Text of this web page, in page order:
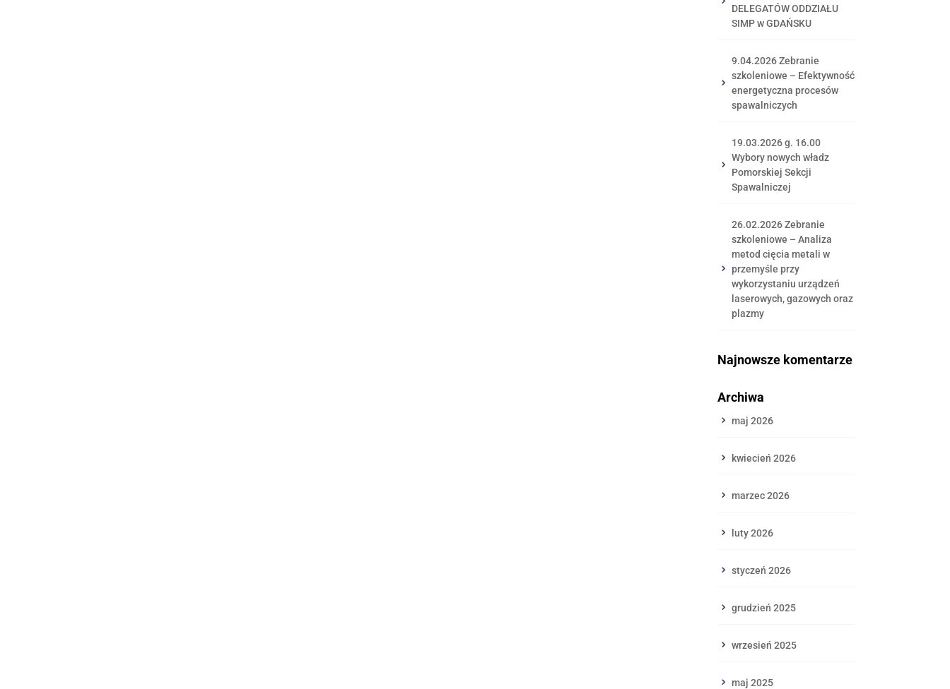
DELEGATÓW ODDZIAŁU
SIMP w GDAŃSKU
9.04.2026 Zebranie
szkoleniowe – Efektywność
energetyczna procesów
spawalniczych
19.03.2026 g. 16.00
Wybory nowych władz
Pomorskiej Sekcji
Spawalniczej
26.02.2026 Zebranie
szkoleniowe – Analiza
metod cięcia metali w
przemyśle przy
wykorzystaniu urządzeń
laserowych, gazowych oraz
plazmy
Najnowsze komentarze
Archiwa
maj 2026
kwiecień 2026
marzec 2026
luty 2026
styczeń 2026
grudzień 2025
wrzesień 2025
maj 2025